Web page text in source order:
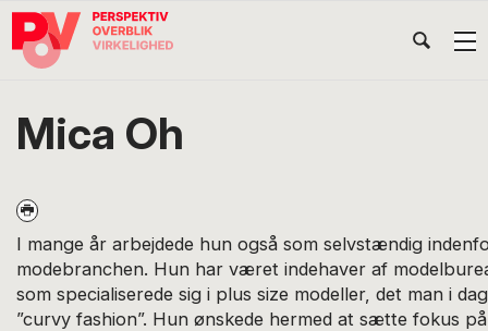
Gå
direkte
navigation
Skip
indhold
Gå
direkte
POV
International
Mica Oh
I mange år arbejdede hun også som selvstændig
modebranchen. Hun har været indehaver af
som specialiserede sig i plus size modeller, det man i
”curvy fashion”. Hun ønskede hermed at sætte fokus på